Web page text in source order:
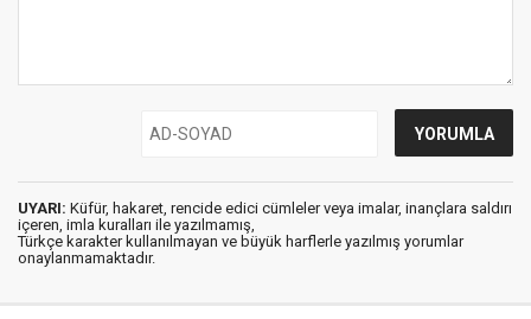
UYARI: Küfür, hakaret, rencide edici cümleler veya imalar, inançlara saldırı
içeren, imla kuralları ile yazılmamış,
Türkçe karakter kullanılmayan ve büyük harflerle yazılmış yorumlar
onaylanmamaktadır.